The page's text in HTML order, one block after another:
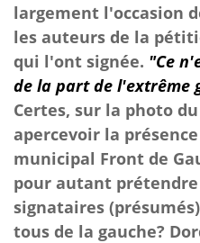
largement l'occasion
les auteurs de la
qui l'ont signée. "Ce
de la part de l'extrême
Certes, sur la photo
apercevoir la
municipal Front de
pour autant prétendre
signataires
tous de la gauche?